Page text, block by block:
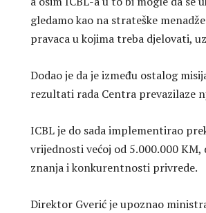
gledamo kao na strateške
pravaca u kojima treba djelovati,
Dodao je da je između ostalog
rezultati rada Centra prevazilaze
ICBL je do sada implementirao
vrijednosti većoj od 5.000.000
znanja i konkurentnosti privrede.
Direktor Gverić je upoznao